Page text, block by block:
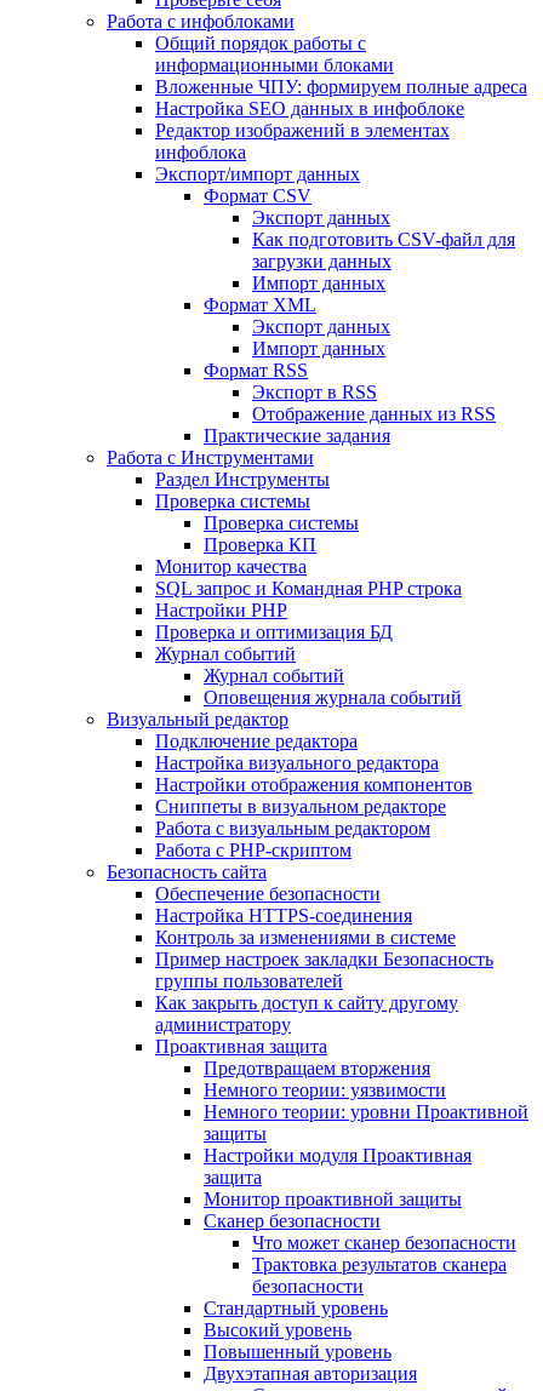
Работа с инфоблоками
Общий порядок работы с
информационными блоками
Вложенные ЧПУ: формируем полные адреса
Настройка SEO данных в инфоблоке
Редактор изображений в элементах
инфоблока
Экспорт/импорт данных
Формат CSV
Экспорт данных
Как подготовить CSV-файл для
загрузки данных
Импорт данных
Формат XML
Экспорт данных
Импорт данных
Формат RSS
Экспорт в RSS
Отображение данных из RSS
Практические задания
Работа с Инструментами
Раздел Инструменты
Проверка системы
Проверка системы
Проверка КП
Монитор качества
SQL запрос и Командная PHP строка
Настройки PHP
Проверка и оптимизация БД
Журнал событий
Журнал событий
Оповещения журнала событий
Визуальный редактор
Подключение редактора
Настройка визуального редактора
Настройки отображения компонентов
Сниппеты в визуальном редакторе
Работа с визуальным редактором
Работа с PHP-скриптом
Безопасность сайта
Обеспечение безопасности
Настройка HTTPS-соединения
Контроль за изменениями в системе
Пример настроек закладки Безопасность
группы пользователей
Как закрыть доступ к сайту другому
администратору
Проактивная защита
Предотвращаем вторжения
Немного теории: уязвимости
Немного теории: уровни Проактивной
защиты
Настройки модуля Проактивная
защита
Монитор проактивной защиты
Сканер безопасности
Что может сканер безопасности
Трактовка результатов сканера
безопасности
Стандартный уровень
Высокий уровень
Повышенный уровень
Двухэтапная авторизация